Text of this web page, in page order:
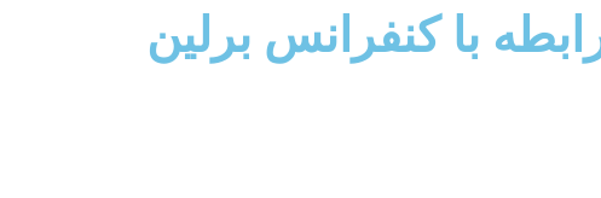
با كنفرانس برلين